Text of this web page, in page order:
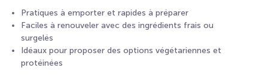
Pratiques à emporter et rapides à préparer
Faciles à renouveler avec des ingrédients frais ou
surgelés
Idéaux pour proposer des options végétariennes et
protéinées